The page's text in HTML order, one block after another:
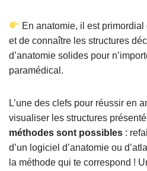
En anatomie, il est
et de connaître les structures
d’anatomie solides pour
paramédical.
L’une des clefs pour réussir en
visualiser les structures
méthodes sont possibles :
d’un logiciel d’anatomie ou
la méthode qui te correspond !